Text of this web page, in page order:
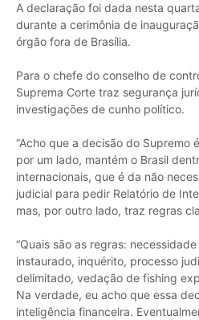
A declaração foi dada nesta
durante a cerimônia de
órgão fora de Brasília.
Para o chefe do conselho de
Suprema Corte traz segurança
investigações de cunho político.
“Acho que a decisão do Supremo
por um lado, mantém o Brasil
internacionais, que é da não
judicial para pedir Relatório de
mas, por outro lado, traz regras
“Quais são as regras:
instaurado, inquérito, processo
delimitado, vedação de fishing
Na verdade, eu acho que essa
inteligência financeira.